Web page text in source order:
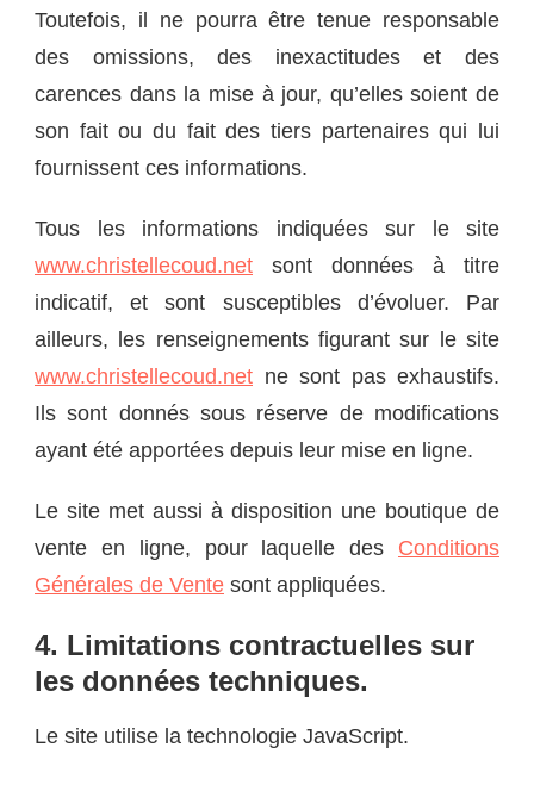
Toutefois, il ne pourra être tenue responsable
des omissions, des inexactitudes et des
carences dans la mise à jour, qu’elles soient de
son fait ou du fait des tiers partenaires qui lui
fournissent ces informations.
Tous les informations indiquées sur le site
www.christellecoud.net sont données à titre
indicatif, et sont susceptibles d’évoluer. Par
ailleurs, les renseignements figurant sur le site
www.christellecoud.net ne sont pas exhaustifs.
Ils sont donnés sous réserve de modifications
ayant été apportées depuis leur mise en ligne.
Le site met aussi à disposition une boutique de
vente en ligne, pour laquelle des Conditions
Générales de Vente sont appliquées.
4. Limitations contractuelles sur
les données techniques.
Le site utilise la technologie JavaScript.